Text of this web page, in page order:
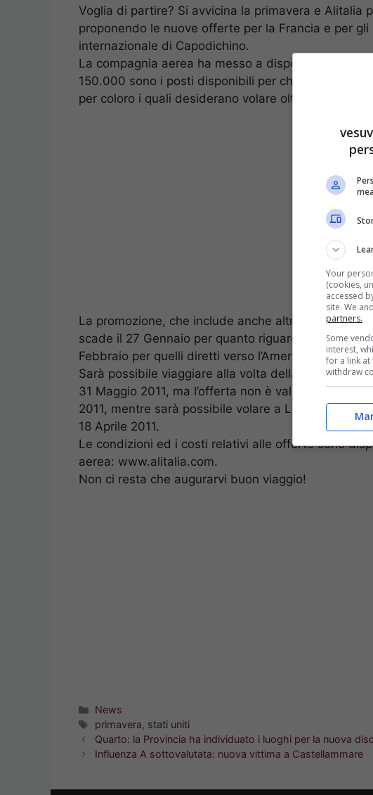
Voglia di partire? Si avvicina la primavera e Alitalia
proponendo le nuove offerte per la Francia e per
internazionale di Capodichino.
La compagnia aerea ha messo a disposizione
150.000 sono i posti disponibili per chi vuole
per coloro i quali desiderano volare oltreoceano
La promozione, che include anche altri itinerari con
scade il 27 Gennaio per quanto riguarda i voli
Febbraio per quelli diretti verso l’America del nord.
Sarà possibile viaggiare alla volta della Francia nei
31 Maggio 2011, ma l’offerta non è valida per la
2011, mentre sarà possibile volare a Los Angeles
18 Aprile 2011.
Le condizioni ed i costi relativi alle offerte sono
aerea: www.alitalia.com.
Non ci resta che augurarvi buon viaggio!
Categorie
News
Tag
primavera, stati uniti
Quarto: la Provincia ha individuato i luoghi per la nuova
Influenza A sottovalutata: nuova vittima a Castellammare
Your
(cookies,
accessed
site. We
partners.
Some
interest,
for a link
withdraw